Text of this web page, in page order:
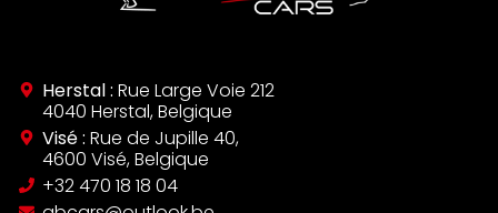
Herstal : Rue Large Voie 212
4040 Herstal, Belgique
Visé : Rue de Jupille 40,
4600 Visé, Belgique
‪+32 470 18 18 04‬